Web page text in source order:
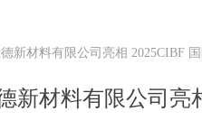
新材料有限公司亮
新材料有限公司亮相 2025CIBF